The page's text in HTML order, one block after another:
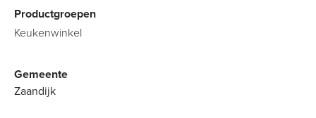
Productgroepen
Keukenwinkel
Gemeente
Zaandijk